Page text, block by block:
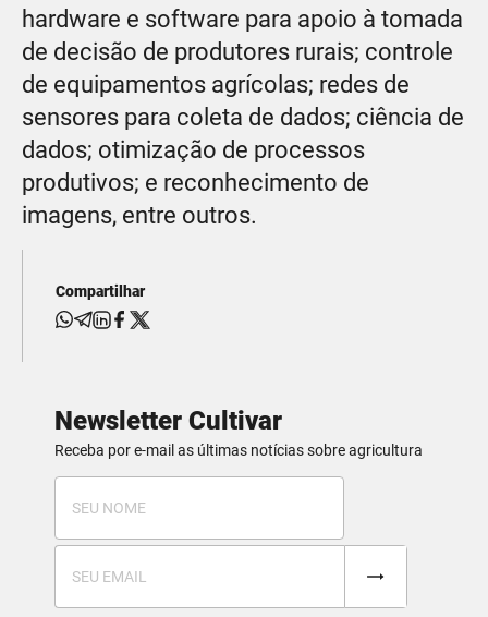
hardware e software para apoio à tomada
de decisão de produtores rurais; controle
de equipamentos agrícolas; redes de
sensores para coleta de dados; ciência de
dados; otimização de processos
produtivos; e reconhecimento de
imagens, entre outros.
Compartilhar
Newsletter Cultivar
Receba por e-mail as últimas notícias sobre agricultura